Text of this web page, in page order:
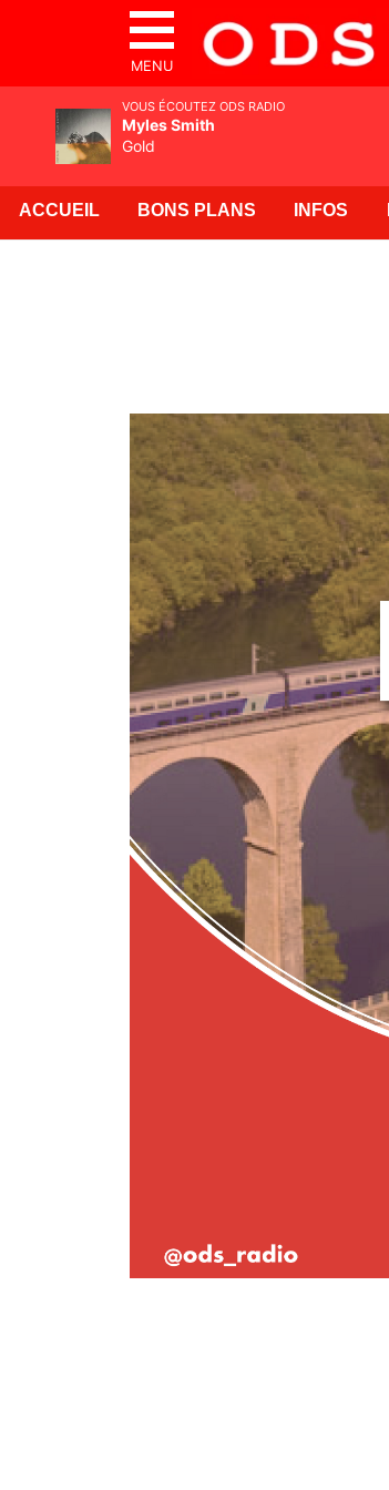
MENU
ACCUEIL BONS PLANS INFOS
VOUS ÉCOUTEZ ODS RADIO
Myles Smith
Gold